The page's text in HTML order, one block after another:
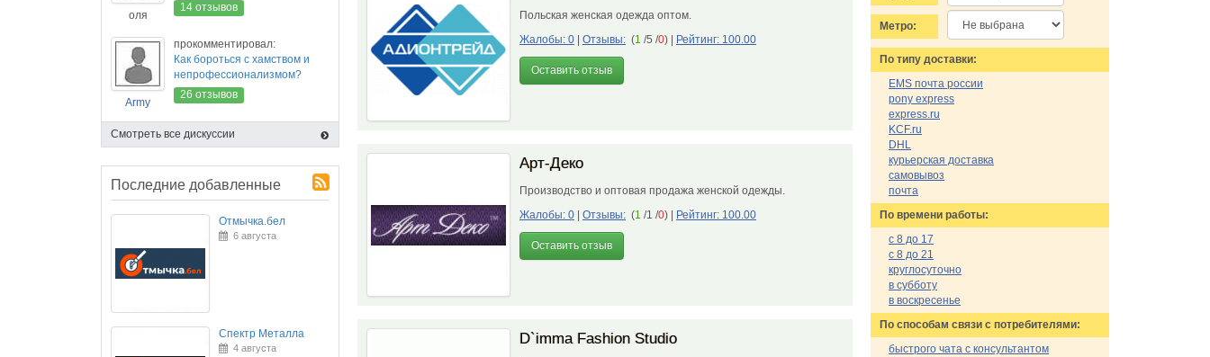
Польская женская одежда оптом.
Жалобы: 0
Отзывы: (1 /5 /0) Рейтинг: 100.00
Оставить отзыв
Арт-Деко
Производство и оптовая продажа женской одежды.
Жалобы: 0
Отзывы: (1 /1 /0) Рейтинг: 100.00
Оставить отзыв
D`imma Fashion Studio
оля
14 отзывов
Army
прокомментировал:
Как бороться с хамством и
непрофессионализмом?
26 отзывов
Смотреть все дискуссии
Последние добавленные
Отмычка.бел
6 августа
Спектр Металла
4 августа
Метро:
По типу доставки:
EMS почта россии
pony express
express.ru
KCF.ru
DHL
курьерская доставка
самовывоз
почта
По времени работы:
с 8 до 17
с 8 до 21
круглосуточно
в субботу
в воскресенье
По cпособам связи с потребителями:
быстрого чата с консультантом